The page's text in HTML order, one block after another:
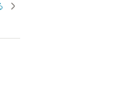
た
そ
品